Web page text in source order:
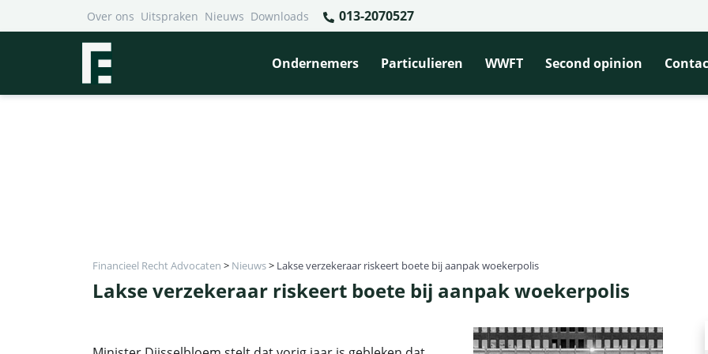
Over ons Uitspraken Nieuws Downloads 013-2070527
Ondernemers Particulieren WWFT Second opinion
Financieel Recht Advocaten > Nieuws> Lakse verzekeraar riskeert boete bij aanpak woekerpolis
Lakse verzekeraar riskeert boete bij aanpak woekerpolis